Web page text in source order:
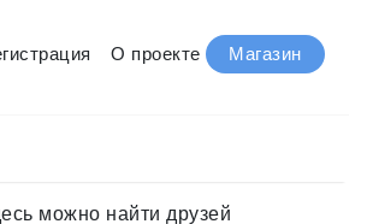
О проекте Магазин
можно найти друзей